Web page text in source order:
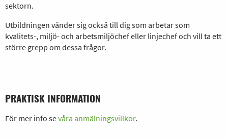
sektorn.
Utbildningen vänder sig också till dig som arbetar som
kvalitets-, miljö- och arbetsmiljöchef eller linjechef och vill ta ett
större grepp om dessa frågor.
PRAKTISK INFORMATION
För mer info sevåra anmälningsvillkor.